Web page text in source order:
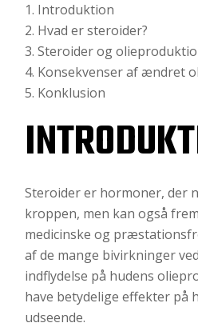
Introduktion
Hvad er steroider?
Steroider og
Konsekvenser af ændret
Konklusion
Steroider er hormoner, der
kroppen, men kan også
medicinske og
af de mange bivirkninger
indflydelse på hudens
have betydelige effekter på
udseende.